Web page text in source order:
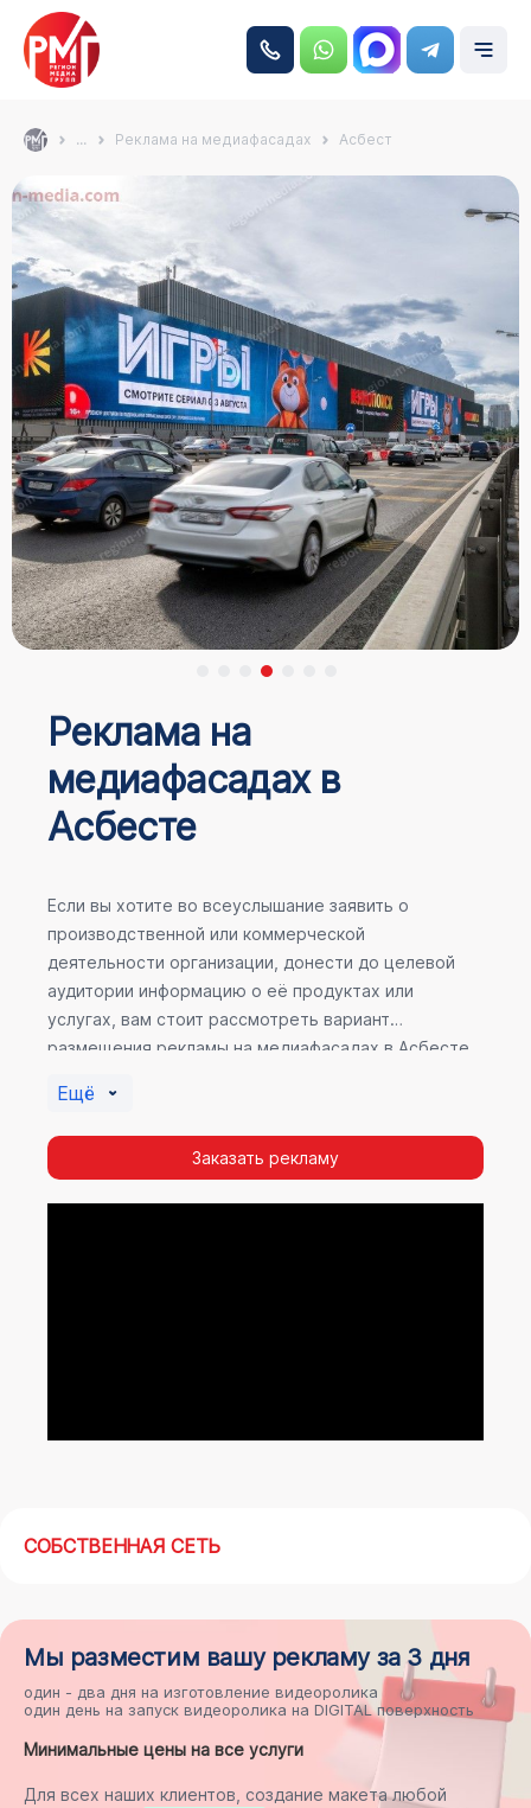
... Реклама на медиафасадах Асбест
Реклама на
медиафасадах в
Асбесте
Если вы хотите во всеуслышание заявить о
производственной или коммерческой
деятельности организации, донести до целевой
аудитории информацию о её продуктах или
услугах, вам стоит рассмотреть вариант
размещения рекламы на медиафасадах в Асбесте.
«Регион Медиа Групп».
Ещё
Заказать рекламу
СОБСТВЕННАЯ СЕТЬ
Мы разместим вашу рекламуза 3 дня
один - два дня на изготовление видеоролика
один день на запуск видеоролика на DIGITAL поверхность
Минимальные цены на все услуги
Для всех наших клиентов, создание макета любой